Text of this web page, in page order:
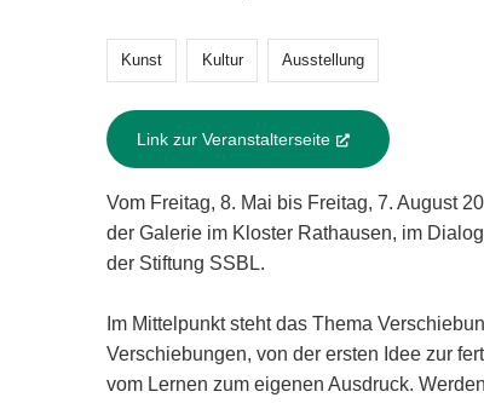
Kunst Kultur Ausstellung
Link zur Veranstalterseite (External Link)
Vom Freitag, 8. Mai bis Freitag, 7. August
der Galerie im Kloster Rathausen, im
der Stiftung SSBL.
Im Mittelpunkt steht das Thema
Verschiebungen, von der ersten Idee zur
vom Lernen zum eigenen Ausdruck.